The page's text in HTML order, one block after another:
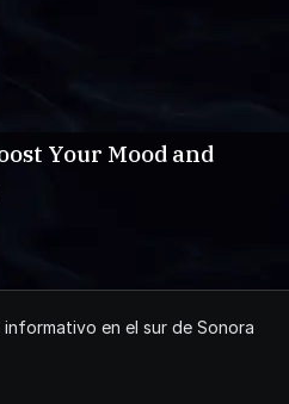
Your Mood and
informativo en el sur de Sonora